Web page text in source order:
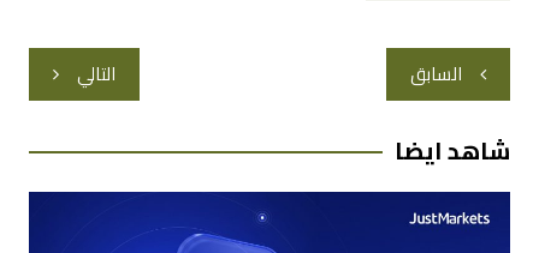
تصفّح
المقالات
السابق التالي
شاهد ايضا